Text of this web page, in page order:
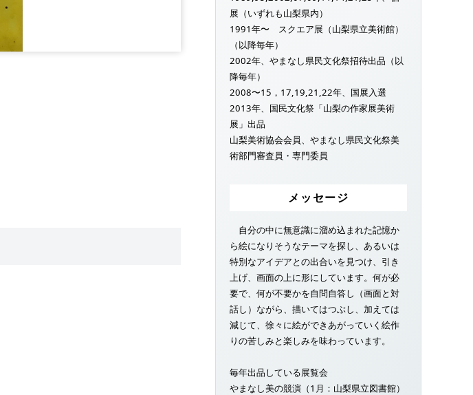
展（いずれも山梨県内）
1991年〜 スクエア展（山梨県立美術館）
（以降毎年）
2002年、やまなし県民文化祭招待出品（以
降毎年）
2008〜15，17,19,21,22年、国展入選
2013年、国民文化祭「山梨の作家展美術
展」出品
山梨美術協会会員、やまなし県民文化祭美
術部門審査員・専門委員
メッセージ
自分の中に無意識に溜め込まれた記憶か
ら絵になりそうなテーマを探し、あるいは
特別なアイデアとの出合いを見つけ、引き
上げ、画面の上に形にしています。何が必
要で、何が不要かを自問自答し（画面と対
話し）ながら、描いてはつぶし、加えては
減じて、徐々に絵ができあがっていく絵作
りの苦しみと楽しみを味わっています。
毎年出品している展覧会
やまなし美の競演（1月：山梨県立図書館）